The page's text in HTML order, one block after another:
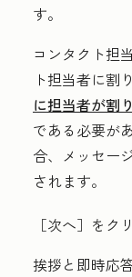
す。
コンタクト担
ト担当者に割
に担当者が割
である必要が
合、メッセー
されます。
［次へ］をク
挨拶と即時応